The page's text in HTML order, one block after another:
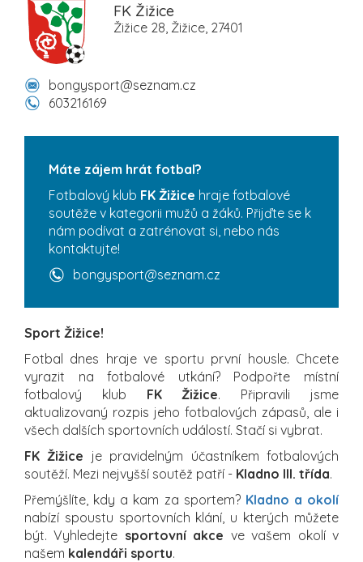
FK Žižice
Žižice 28, Žižice, 27401
bongysport@seznam.cz
603216169
Máte zájem hrát fotbal?
Fotbalový klub FK Žižice hraje fotbalové
soutěže v kategorii mužů a žáků. Přijďte se k
nám podívat a zatrénovat si, nebo nás
kontaktujte!
bongysport@seznam.cz
Sport Žižice!
Fotbal dnes hraje ve sportu první housle. Chcete
vyrazit na fotbalové utkání? Podpořte místní
fotbalový klub FK Žižice. Připravili jsme
aktualizovaný rozpis jeho fotbalových zápasů, ale i
všech dalších sportovních událostí. Stačí si vybrat.
FK Žižice je pravidelným účastníkem fotbalových
soutěží. Mezi nejvyšší soutěž patří - Kladno III. třída.
Přemýšlíte, kdy a kam za sportem? Kladno a okolí
nabízí spoustu sportovních klání, u kterých můžete
být. Vyhledejte sportovní akce ve vašem okolí v
našem kalendáři sportu.